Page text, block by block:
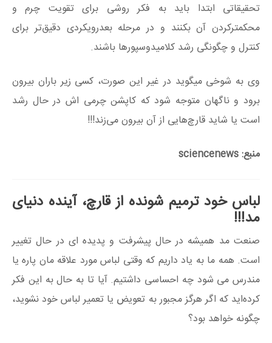
تحقیقاتی ابتدا باید به فکر روشی برای تقویت چرم و
محکمترکردن آن بکنند و در مرحله بعدرویکردی دقیق‌تر برای
کنترل و چگونگی رشد کلامیدوسپورها باشند.
وی به شوخی میگوید در غیر این صورت، کسی زیر باران بیرون
برود و ناگهان متوجه شود که کاپشن چرمی اش در حال رشد
است یا شاید قارچ‌هایی از آن بیرون می‌زند!!!
منبع: sciencenews
لباس خود ترمیم شونده از قارچ، آینده دنیای
مد!!!
صنعت مد همیشه در حال پیشرفت و پدیده ای در حال تغییر
است. همه ما به یاد داریم که وقتی لباس مورد علاقه مان پاره یا
مندرس می شود چه احساسی داشتیم. آیا تا به حال به این فکر
کرده‌اید که اگر هرگز مجبور به تعویض یا تعمیر لباس خود نشوید،
چگونه خواهد بود؟